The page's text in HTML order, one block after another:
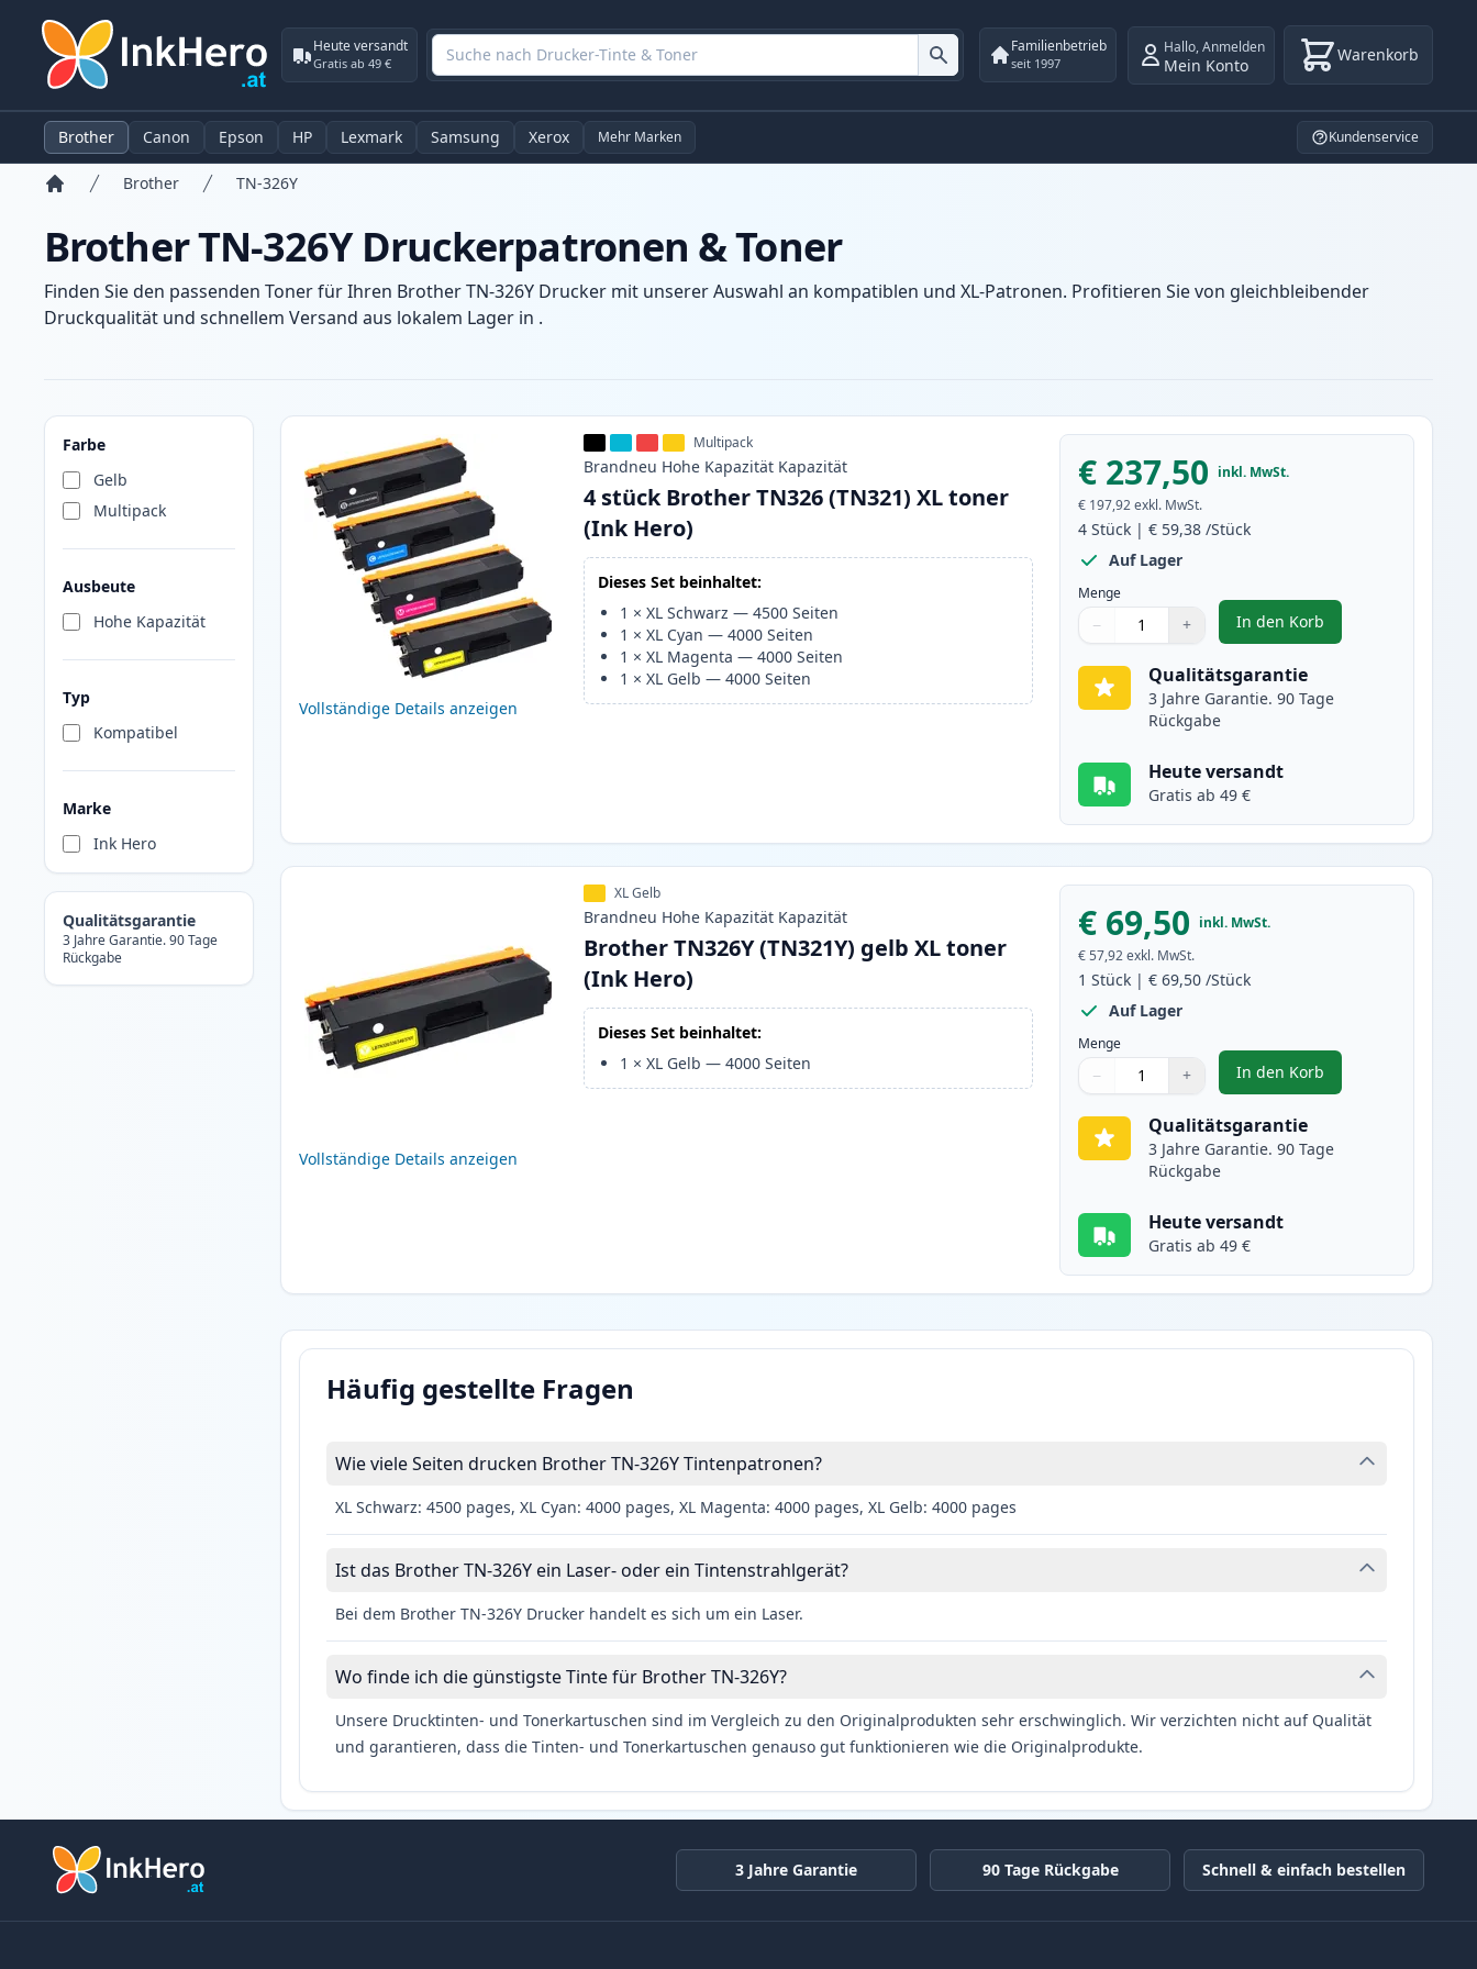
Heute versandt
Gratis ab 49 €
Familienbetrieb
seit 1997
Hallo,Anmelden
Mein Konto Warenkorb
Brother Canon Epson HP Lexmark Samsung Xerox Mehr Marken Kundenservice
Brother TN-326Y
Brother TN-326Y Druckerpatronen & Toner
Finden Sie den passenden Toner für Ihren Brother TN-326Y Drucker mit unserer Auswahl an kompatiblen und XL-Patronen. Profitieren Sie von gleichbleibender
Druckqualität und schnellem Versand aus lokalem Lager in .
Farbe
Gelb
Multipack
Ausbeute
Hohe Kapazität
Typ
Kompatibel
Marke
Ink Hero
Qualitätsgarantie
3 Jahre Garantie. 90 Tage
Rückgabe
Produkte
Vollständige Details anzeigen
Multipack
Brandneu Hohe Kapazität Kapazität
4 stück Brother TN326 (TN321) XL toner
(Ink Hero)
Dieses Set beinhaltet:
1 ×XL Schwarz —4500 Seiten
1 ×XL Cyan —4000 Seiten
1 ×XL Magenta —4000 Seiten
1 ×XL Gelb —4000 Seiten
€ 237,50 inkl. MwSt.
€ 197,92 exkl. MwSt.
4 Stück |€ 59,38 /Stück
Auf Lager
Menge
Menge
Verwenden Sie die Tasten, um anzupassen
− +
Menge 1
In den Korb
, 4 stück Brother TN326
Qualitätsgarantie
3 Jahre Garantie. 90 Tage
Rückgabe
Heute versandt
Gratis ab 49 €
Vollständige Details anzeigen
XL Gelb
Brandneu Hohe Kapazität Kapazität
Brother TN326Y (TN321Y) gelb XL toner
(Ink Hero)
Dieses Set beinhaltet:
1 ×XL Gelb —4000 Seiten
€ 69,50 inkl. MwSt.
€ 57,92 exkl. MwSt.
1 Stück |€ 69,50 /Stück
Auf Lager
Menge
Menge
Verwenden Sie die Tasten, um anzupassen
− +
Menge 1
In den Korb
, Brother TN326Y
Qualitätsgarantie
3 Jahre Garantie. 90 Tage
Rückgabe
Heute versandt
Gratis ab 49 €
Häufig gestellte Fragen
Wie viele Seiten drucken Brother TN-326Y Tintenpatronen?
XL Schwarz: 4500 pages, XL Cyan: 4000 pages, XL Magenta: 4000 pages, XL Gelb: 4000 pages
Ist das Brother TN-326Y ein Laser- oder ein Tintenstrahlgerät?
Bei dem Brother TN-326Y Drucker handelt es sich um ein Laser.
Wo finde ich die günstigste Tinte für Brother TN-326Y?
Unsere Drucktinten- und Tonerkartuschen sind im Vergleich zu den Originalprodukten sehr erschwinglich. Wir verzichten nicht auf Qualität
und garantieren, dass die Tinten- und Tonerkartuschen genauso gut funktionieren wie die Originalprodukte.
3 Jahre Garantie 90 Tage Rückgabe Schnell & einfach bestellen